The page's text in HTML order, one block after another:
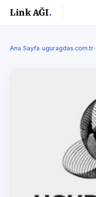
Link AĞI.
Ana Sayfa›uguragdas.com.tr›